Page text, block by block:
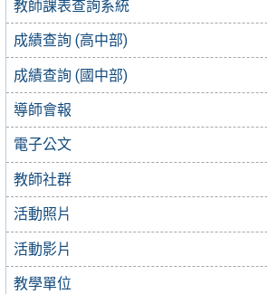
教師課表查詢系統
成績查詢 (高中部)
成績查詢 (國中部)
導師會報
電子公文
教師社群
活動照片
活動影片
教學單位